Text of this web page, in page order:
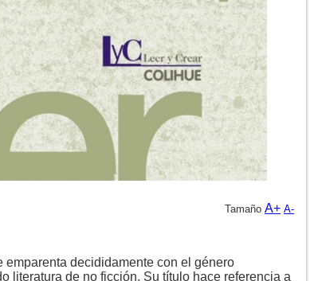
Tamaño A+ A-
decididamente con el género
literatura de no ficción. Su título hace referencia a